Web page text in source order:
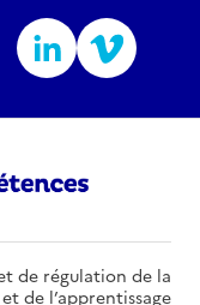
de régulation de la
de l’apprentissage